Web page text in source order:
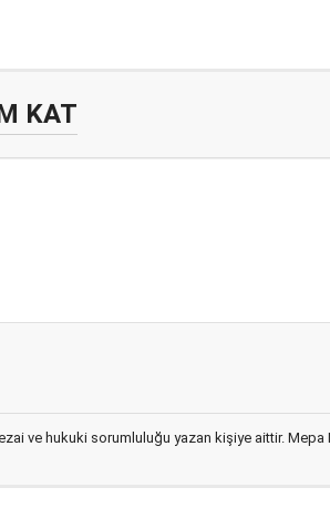
KAT
ve hukuki sorumluluğu yazan kişiye aittir.